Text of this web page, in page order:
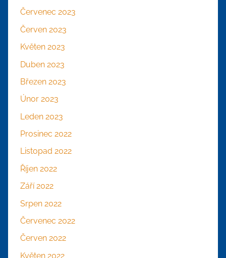
Červenec 2023
Červen 2023
Květen 2023
Duben 2023
Březen 2023
Únor 2023
Leden 2023
Prosinec 2022
Listopad 2022
Říjen 2022
Září 2022
Srpen 2022
Červenec 2022
Červen 2022
Květen 2022